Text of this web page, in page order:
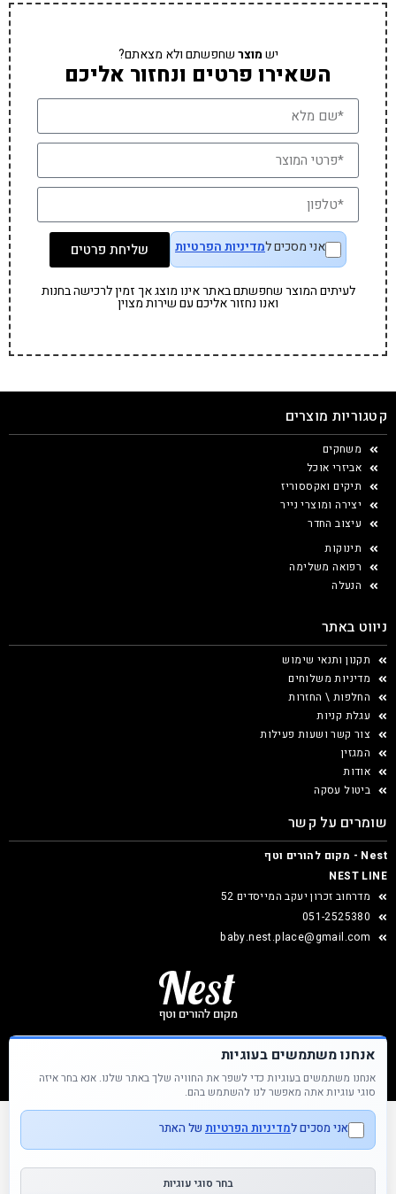
ישמוצרשחפשתם ולא מצאתם?
השאירו פרטים ונחזור אליכם
אני מסכים למדיניות הפרטיות שליחת פרטים
לעיתים המוצר שחפשתם באתר אינו מוצג אך זמין לרכישה בחנות
ואנו נחזור אליכם עם שירות מצוין
קטגוריות מוצרים
משחקים
אביזרי אוכל
תיקים ואקססוריז
יצירה ומוצרי נייר
עיצוב החדר
תינוקות
רפואה משלימה
הנעלה
ניווט באתר
תקנון ותנאי שימוש
מדיניות משלוחים
החלפות \ החזרות
עגלת קניות
צור קשר ושעות פעילות
המגזין
אודות
ביטול עסקה
שומרים על קשר
Nest - מקום להורים וטף
NEST LINE
מדרחוב זכרון יעקב המייסדים 52
051-2525380
baby.nest.place@gmail.com
Nest &copy כל הזכויות שמורות
אנחנו משתמשים בעוגיות
אנחנו משתמשים בעוגיות כדי לשפר את החוויה שלך באתר שלנו. אנא בחר איזה
סוגי עוגיות אתה מאפשר לנו להשתמש בהם.
אני מסכים למדיניות הפרטיות של האתר
בחר סוגי עוגיות